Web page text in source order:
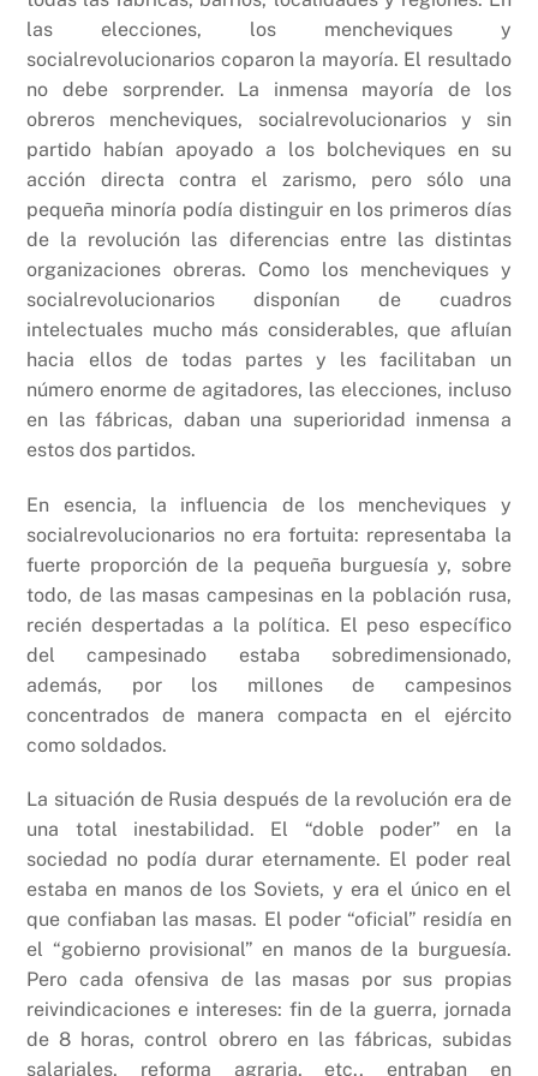
las elecciones, los mencheviques y
socialrevolucionarios coparon la mayoría. El resultado
no debe sorprender. La inmensa mayoría de los
obreros mencheviques, socialrevolucionarios y sin
partido habían apoyado a los bolcheviques en su
acción directa contra el zarismo, pero sólo una
pequeña minoría podía distinguir en los primeros días
de la revolución las diferencias entre las distintas
organizaciones obreras. Como los mencheviques y
socialrevolucionarios disponían de cuadros
intelectuales mucho más considerables, que afluían
hacia ellos de todas partes y les facilitaban un
número enorme de agitadores, las elecciones, incluso
en las fábricas, daban una superioridad inmensa a
estos dos partidos.
En esencia, la influencia de los mencheviques y
socialrevolucionarios no era fortuita: representaba la
fuerte proporción de la pequeña burguesía y, sobre
todo, de las masas campesinas en la población rusa,
recién despertadas a la política. El peso específico
del campesinado estaba sobredimensionado,
además, por los millones de campesinos
concentrados de manera compacta en el ejército
como soldados.
La situación de Rusia después de la revolución era de
una total inestabilidad. El “doble poder” en la
sociedad no podía durar eternamente. El poder real
estaba en manos de los Soviets, y era el único en el
que confiaban las masas. El poder “oficial” residía en
el “gobierno provisional” en manos de la burguesía.
Pero cada ofensiva de las masas por sus propias
reivindicaciones e intereses: fin de la guerra, jornada
de 8 horas, control obrero en las fábricas, subidas
salariales, reforma agraria, etc., entraban en